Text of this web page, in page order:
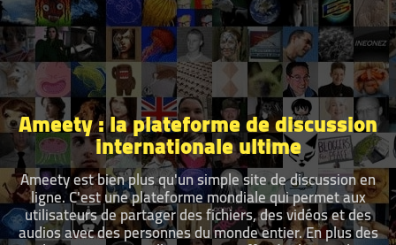
Ameety : la plateforme de discussion
internationale ultime
Ameety est bien plus qu'un simple site de discussion en
ligne. C'est une plateforme mondiale qui permet aux
utilisateurs de partager des fichiers, des vidéos et des
audios avec des personnes du monde entier. En plus des